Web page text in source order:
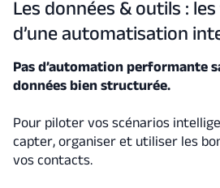
Les données & outils :
d’une automatisation
Pas d’automation performante
données bien structurée.
Pour piloter vos scénarios
capter, organiser et utiliser les
vos contacts.